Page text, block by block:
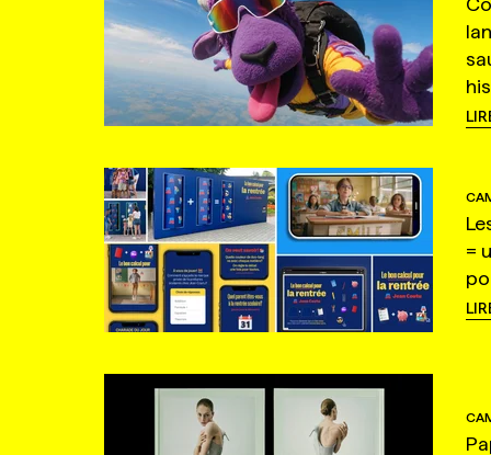
=